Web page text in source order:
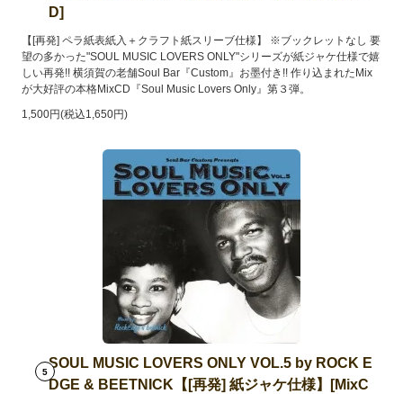
D]
【[再発] ペラ紙表紙入＋クラフト紙スリーブ仕様】 ※ブックレットなし 要
望の多かった"SOUL MUSIC LOVERS ONLY"シリーズが紙ジャケ仕様で嬉
しい再発!! 横須賀の老舗Soul Bar『Custom』お墨付き!! 作り込まれたMix
が大好評の本格MixCD『Soul Music Lovers Only』第３弾。
1,500円(税込1,650円)
5
SOUL MUSIC LOVERS ONLY VOL.5 by ROCK E
DGE & BEETNICK【[再発] 紙ジャケ仕様】[MixC